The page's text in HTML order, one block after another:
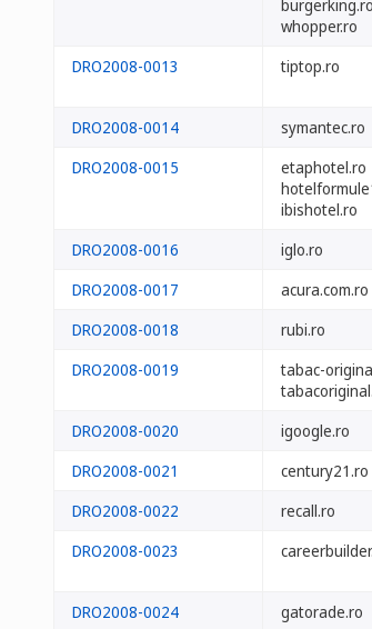
burgerking.ro
whopper.ro
DRO2008-0013 tiptop.ro
DRO2008-0014 symantec.ro
DRO2008-0015
etaphotel.ro
ibishotel.ro
DRO2008-0016 iglo.ro
DRO2008-0017
acura.com.ro
DRO2008-0018
rubi.ro
DRO2008-0019
tabac-
DRO2008-0020 igoogle.ro
DRO2008-0021
century21.ro
DRO2008-0022
recall.ro
DRO2008-0023
DRO2008-0024 gatorade.ro